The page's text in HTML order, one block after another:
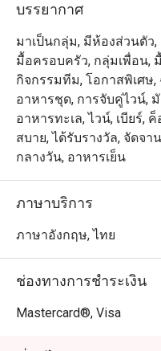
ไปนานด้วยความตั้งใจที่
บุฟเฟ่ต์ให้กับคุณ ทุกวัน เช
ทั้งไทย ญี่ปุ่น จีน อาหารยุ
เตรียมเมนูพิเศษในแบบที่
รับประทานอย่างจุใจ รูป
โลเนียล ใช้เฟอร์นิเจอร์ที่
เอกลักษณ์ไทยอย่างลงตัว
มีส่วนพื้นที่หลัก คือบริเวณ
เคาน์เตอร์บุฟเฟ่ต์ทั้งร้อนแ
ตกแต่งให้เหมือนห้องสมุด
สด้านนอก ให้คุณเลือกดื่ม
บรรยากาศของถนนวิทยุ
เช่นกัน
บรรยากาศ
มาเป็นกลุ่ม, มีห้องส่วนตัว,
มื้อครอบครัว, กลุ่มเพื่อน,
กิจกรรมทีม, โอกาสพิเศษ,
อาหารชุด, การจับคู่ไวน์,
อาหารทะเล, ไวน์, เบียร์,
สบาย, ได้รับรางวัล, จัดจา
กลางวัน, อาหารเย็น
ภาษาบริการ
ภาษาอังกฤษ, ไทย
ช่องทางการชำระเงิน
Mastercard®, Visa